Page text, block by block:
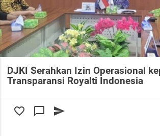
DJKI Serahkan Izin Operasional
Transparansi Royalti Indonesia
favorite_border chat_bubble_outline send